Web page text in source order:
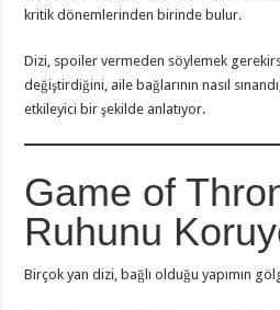
kritik dönemlerinden birinde bulur.
Dizi, spoiler vermeden söylemek
değiştirdiğini, aile bağlarının nasıl
etkileyici bir şekilde anlatıyor.
Game of
Ruhunu
Birçok yan dizi, bağlı olduğu yapımın